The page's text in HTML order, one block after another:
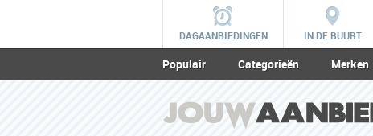
DAGAANBIEDINGEN IN DE BUURT
Populair Categorieën Merken